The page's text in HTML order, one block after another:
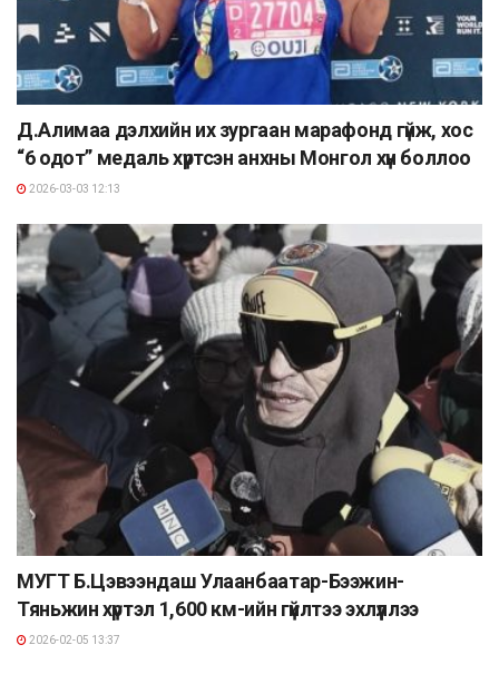
Д.Алимаа дэлхийн их зургаан марафонд гүйж, хос
“6 одот” медаль хүртсэн анхны Монгол хүн боллоо
2026-03-03 12:13
МУГТ Б.Цэвээндаш Улаанбаатар-Бээжин-
Тяньжин хүртэл 1,600 км-ийн гүйлтээ эхлүүллээ
2026-02-05 13:37